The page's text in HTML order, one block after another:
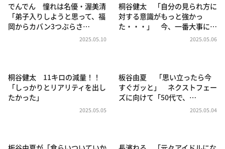
news おかえり
河合＆A.B.C-Z塚田×福井アナ「なんでやねん！？」
（news おかえり）
朝だ！生です旅サラダ
教えて！ニュースライブ 正義のミカタ
でんでん 憧れは名優・渥美清
「弟子入りしようと思って、福
岡からカバン3つぶらさ…
2025.05.10
桐谷健太 「自分の見られ方に
対する意識がもっと強かっ
た・・・」 今、一番大事に…
2025.05.06
桐谷健太 11キロの減量！！
「しっかりとリアリティを出し
たかった」
2025.05.05
板谷由夏 「思い立ったら今
すぐガッと」 ネクストフェー
ズに向けて「50代で、…
2025.05.04